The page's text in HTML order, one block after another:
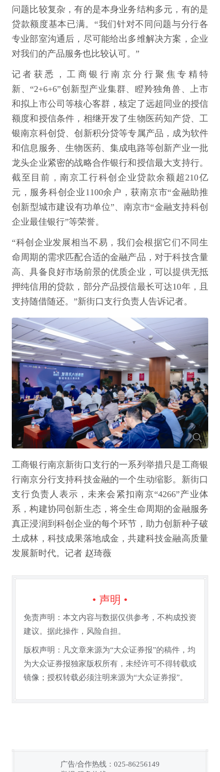
问题比较复杂，有的是本身业务结构多元，有的是
贷款额度基本已满。“我们针对不同问题与分行各
专业部室沟通后，尽可能给出多维解决方案，企业
对我们的产品服务也比较认可。”
记者获悉，工商银行南京分行聚焦专精特
新、“2+6+6”创新型产业集群、瞪羚独角兽、上市
和拟上市公司等核心客群，核定了远超同业的授信
额度和授信条件，相继开发了生物医药知产贷、工
银南京科创贷、创新积分贷等专属产品，成为软件
和信息服务、生物医药、集成电路等创新产业一批
龙头企业紧密的战略合作银行和授信最大支持行。
截至目前，南京工行科创企业贷款余额超210亿
元，服务科创企业1100余户，获南京市“金融助推
创新型城市建设有功单位”、南京市“金融支持科创
企业最佳银行”等荣誉。
“科创企业发展相当不易，我们会根据它们不同生
命周期的需求匹配合适的金融产品，对于科技含量
高、具备良好市场前景的优质企业，可以提供无抵
押纯信用的贷款，部分产品授信最长可达10年，且
支持随借随还。”新街口支行负责人告诉记者。
工商银行南京新街口支行的一系列举措只是工商银
行南京分行支持科技金融的一个生动缩影。新街口
支行负责人表示，未来会紧扣南京“4266”产业体
系，构建协同创新生态，将全生命周期的金融服务
真正浸润到科创企业的每个环节，助力创新种子破
土成林，科技成果落地成金，共建科技金融高质量
发展新时代。记者 赵琦薇
• 声明 •
免责声明：本文内容与数据仅供参考，不构成投资
建议。据此操作，风险自担。
版权声明：凡文章来源为“大众证券报”的稿件，均
为大众证券报独家版权所有，未经许可不得转载或
镜像；授权转载必须注明来源为“大众证券报”。
广告/合作热线：025-86256149